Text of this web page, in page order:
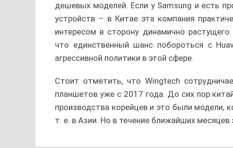
дешевых моделей. Если у Samsung и есть
устройств – в Китае эта компания
интересом в сторону динамично
что единственный шанс побороться с
агрессивной политики в этой сфере.
Стоит отметить, что Wingtech
планшетов уже с 2017 года. До сих пор
производства корейцев и это были модели,
т. е. в Азии. Но в течение ближайших